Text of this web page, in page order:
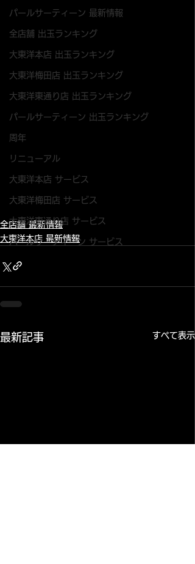
パールサーティーン 最新情報
全店舗 出玉ランキング
大東洋本店 出玉ランキング
大東洋梅田店 出玉ランキング
大東洋東通り店 出玉ランキング
パールサーティーン 出玉ランキング
周年
リニューアル
大東洋本店 サービス
大東洋梅田店 サービス
大東洋東通り店 サービス
パールサーティーン サービス
全店舗 最新情報
大東洋本店 最新情報
最新記事 すべて表示